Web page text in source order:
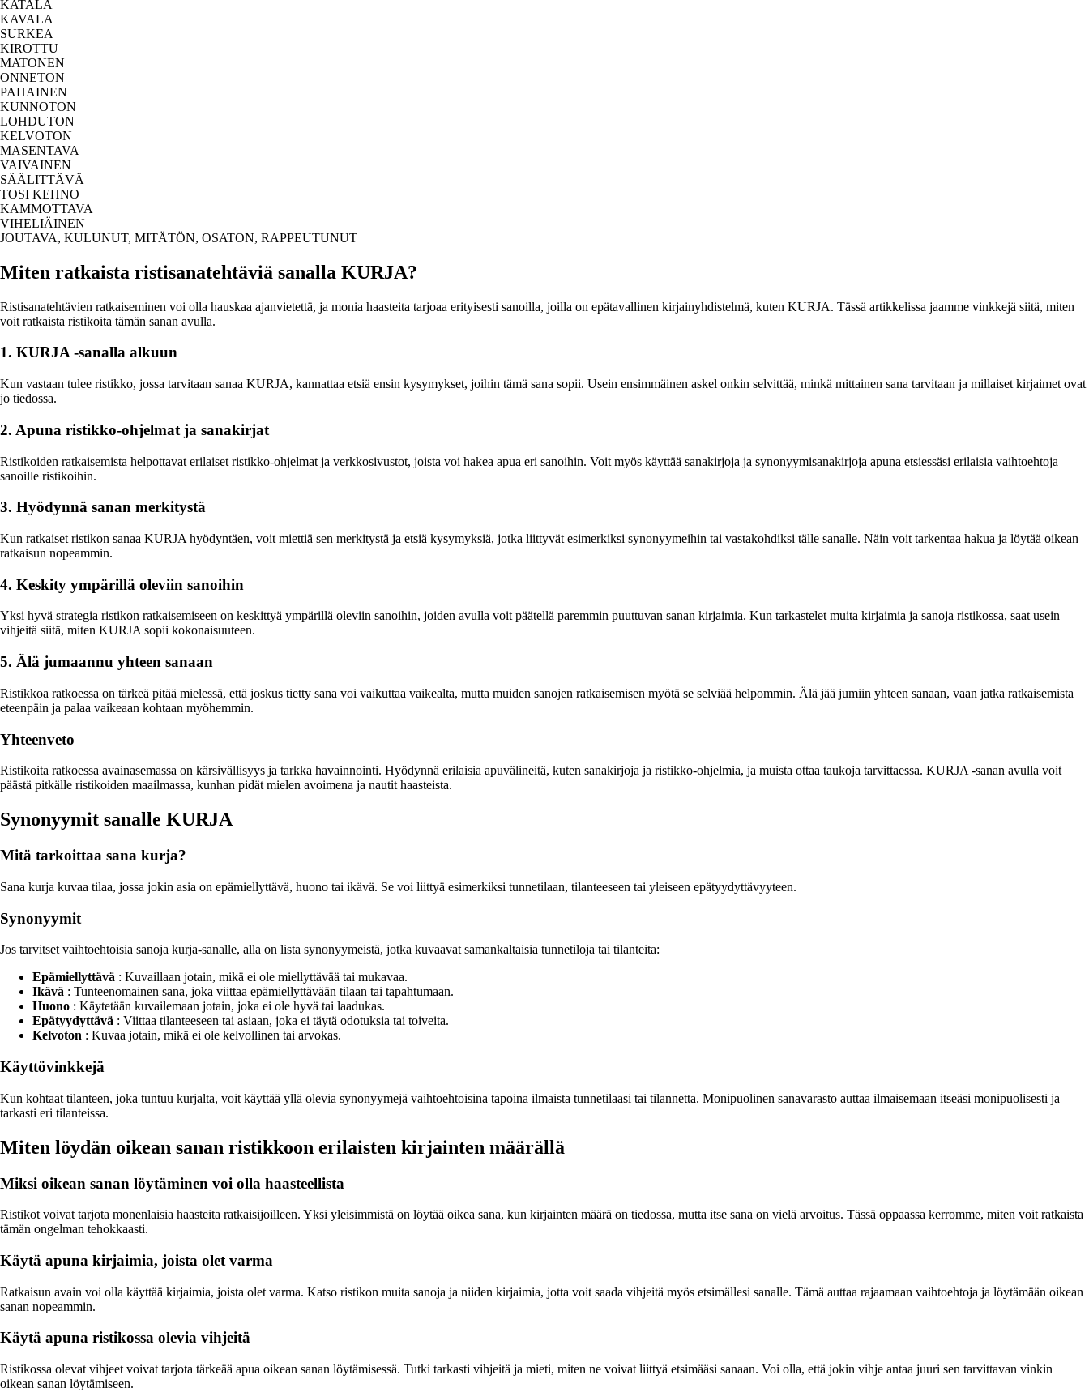
KATALA
KAVALA
SURKEA
KIROTTU
MATONEN
ONNETON
PAHAINEN
KUNNOTON
LOHDUTON
KELVOTON
MASENTAVA
VAIVAINEN
SÄÄLITTÄVÄ
TOSI KEHNO
KAMMOTTAVA
VIHELIÄINEN
JOUTAVA, KULUNUT, MITÄTÖN, OSATON, RAPPEUTUNUT
Miten ratkaista ristisanatehtäviä sanalla KURJA?
Ristisanatehtävien ratkaiseminen voi olla hauskaa ajanvietettä, ja monia haasteita tarjoaa erityisesti sanoilla, joilla on epätavallinen kirjainyhdistelmä, kuten KURJA. Tässä artikkelissa jaamme vinkkejä siitä, miten
voit ratkaista ristikoita tämän sanan avulla.
1. KURJA -sanalla alkuun
Kun vastaan tulee ristikko, jossa tarvitaan sanaa KURJA, kannattaa etsiä ensin kysymykset, joihin tämä sana sopii. Usein ensimmäinen askel onkin selvittää, minkä mittainen sana tarvitaan ja millaiset kirjaimet ovat
jo tiedossa.
2. Apuna ristikko-ohjelmat ja sanakirjat
Ristikoiden ratkaisemista helpottavat erilaiset ristikko-ohjelmat ja verkkosivustot, joista voi hakea apua eri sanoihin. Voit myös käyttää sanakirjoja ja synonyymisanakirjoja apuna etsiessäsi erilaisia vaihtoehtoja
sanoille ristikoihin.
3. Hyödynnä sanan merkitystä
Kun ratkaiset ristikon sanaa KURJA hyödyntäen, voit miettiä sen merkitystä ja etsiä kysymyksiä, jotka liittyvät esimerkiksi synonyymeihin tai vastakohdiksi tälle sanalle. Näin voit tarkentaa hakua ja löytää oikean
ratkaisun nopeammin.
4. Keskity ympärillä oleviin sanoihin
Yksi hyvä strategia ristikon ratkaisemiseen on keskittyä ympärillä oleviin sanoihin, joiden avulla voit päätellä paremmin puuttuvan sanan kirjaimia. Kun tarkastelet muita kirjaimia ja sanoja ristikossa, saat usein
vihjeitä siitä, miten KURJA sopii kokonaisuuteen.
5. Älä jumaannu yhteen sanaan
Ristikkoa ratkoessa on tärkeä pitää mielessä, että joskus tietty sana voi vaikuttaa vaikealta, mutta muiden sanojen ratkaisemisen myötä se selviää helpommin. Älä jää jumiin yhteen sanaan, vaan jatka ratkaisemista
eteenpäin ja palaa vaikeaan kohtaan myöhemmin.
Yhteenveto
Ristikoita ratkoessa avainasemassa on kärsivällisyys ja tarkka havainnointi. Hyödynnä erilaisia apuvälineitä, kuten sanakirjoja ja ristikko-ohjelmia, ja muista ottaa taukoja tarvittaessa. KURJA -sanan avulla voit
päästä pitkälle ristikoiden maailmassa, kunhan pidät mielen avoimena ja nautit haasteista.
Synonyymit sanalle KURJA
Mitä tarkoittaa sana kurja?
Sana kurja kuvaa tilaa, jossa jokin asia on epämiellyttävä, huono tai ikävä. Se voi liittyä esimerkiksi tunnetilaan, tilanteeseen tai yleiseen epätyydyttävyyteen.
Synonyymit
Jos tarvitset vaihtoehtoisia sanoja kurja-sanalle, alla on lista synonyymeistä, jotka kuvaavat samankaltaisia tunnetiloja tai tilanteita:
Epämiellyttävä : Kuvaillaan jotain, mikä ei ole miellyttävää tai mukavaa.
Ikävä : Tunteenomainen sana, joka viittaa epämiellyttävään tilaan tai tapahtumaan.
Huono : Käytetään kuvailemaan jotain, joka ei ole hyvä tai laadukas.
Epätyydyttävä : Viittaa tilanteeseen tai asiaan, joka ei täytä odotuksia tai toiveita.
Kelvoton : Kuvaa jotain, mikä ei ole kelvollinen tai arvokas.
Käyttövinkkejä
Kun kohtaat tilanteen, joka tuntuu kurjalta, voit käyttää yllä olevia synonyymejä vaihtoehtoisina tapoina ilmaista tunnetilaasi tai tilannetta. Monipuolinen sanavarasto auttaa ilmaisemaan itseäsi monipuolisesti ja
tarkasti eri tilanteissa.
Miten löydän oikean sanan ristikkoon erilaisten kirjainten määrällä
Miksi oikean sanan löytäminen voi olla haasteellista
Ristikot voivat tarjota monenlaisia haasteita ratkaisijoilleen. Yksi yleisimmistä on löytää oikea sana, kun kirjainten määrä on tiedossa, mutta itse sana on vielä arvoitus. Tässä oppaassa kerromme, miten voit ratkaista
tämän ongelman tehokkaasti.
Käytä apuna kirjaimia, joista olet varma
Ratkaisun avain voi olla käyttää kirjaimia, joista olet varma. Katso ristikon muita sanoja ja niiden kirjaimia, jotta voit saada vihjeitä myös etsimällesi sanalle. Tämä auttaa rajaamaan vaihtoehtoja ja löytämään oikean
sanan nopeammin.
Käytä apuna ristikossa olevia vihjeitä
Ristikossa olevat vihjeet voivat tarjota tärkeää apua oikean sanan löytämisessä. Tutki tarkasti vihjeitä ja mieti, miten ne voivat liittyä etsimääsi sanaan. Voi olla, että jokin vihje antaa juuri sen tarvittavan vinkin
oikean sanan löytämiseen.